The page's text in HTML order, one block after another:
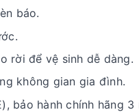
báo.
rời để vệ sinh dễ dàng.
không gian gia đình.
bảo hành chính hãng 3